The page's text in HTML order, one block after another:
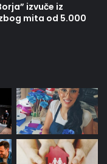
izvuče iz
mita od 5.000